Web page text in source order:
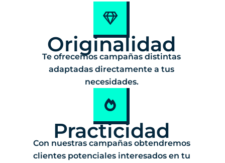
Originalidad
Te ofrecemos campañas distintas
adaptadas directamente a tus
necesidades.
Practicidad
Con nuestras campañas obtendremos
clientes potenciales interesados en tu